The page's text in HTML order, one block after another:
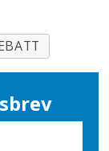
institutt
og